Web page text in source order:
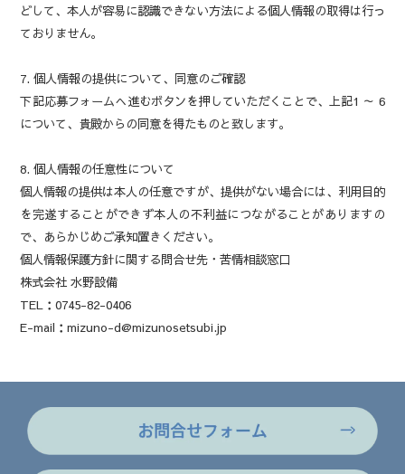
どして、本人が容易に認識できない方法による個人情報の取得は行っ
ておりません。
7. 個人情報の提供について、同意のご確認
下記応募フォームへ進むボタンを押していただくことで、上記1 ～ 6
について、貴殿からの同意を得たものと致します。
8. 個人情報の任意性について
個人情報の提供は本人の任意ですが、提供がない場合には、利用目的
を完遂することができず本人の不利益につながることがありますの
で、あらかじめご承知置きください。
個人情報保護方針に関する問合せ先・苦情相談窓口
株式会社 水野設備
TEL：0745-82-0406
E-mail：mizuno-d@mizunosetsubi.jp